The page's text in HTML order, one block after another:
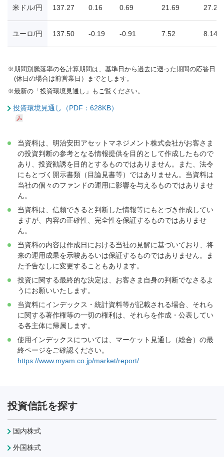
米ドル/円 137.27 0.16 0.69 21.69 27.22
ユーロ/円 137.50 -0.19 -0.91 7.52 8.14
※期間別騰落率の各計算期間は、基準日から過去に遡った期間の応答日
(休日の場合は前営業日）までとします。
※最新の「投資環境見通し」もご覧ください。
投資環境見通し（PDF：628KB）
当資料は、明治安田アセットマネジメント株式会社がお客さま
の投資判断の参考となる情報提供を目的として作成したもので
あり、投資勧誘を目的とするものではありません。また、法令
にもとづく開示書類（目論見書等）ではありません。当資料は
当社の個々のファンドの運用に影響を与えるものではありませ
ん。
当資料は、信頼できると判断した情報等にもとづき作成してい
ますが、内容の正確性、完全性を保証するものではありませ
ん。
当資料の内容は作成日における当社の見解に基づいており、将
来の運用成果を示唆あるいは保証するものではありません。ま
た予告なしに変更することもあります。
投資に関する最終的な決定は、お客さま自身の判断でなさるよ
うにお願いいたします。
当資料にインデックス・統計資料等が記載される場合、それら
に関する著作権等の一切の権利は、それらを作成・公表してい
る各主体に帰属します。
使用インデックスについては、マーケット見通し（総合）の最
終ページをご確認ください。
https://www.myam.co.jp/market/report/
投資信託を探す
国内株式
外国株式